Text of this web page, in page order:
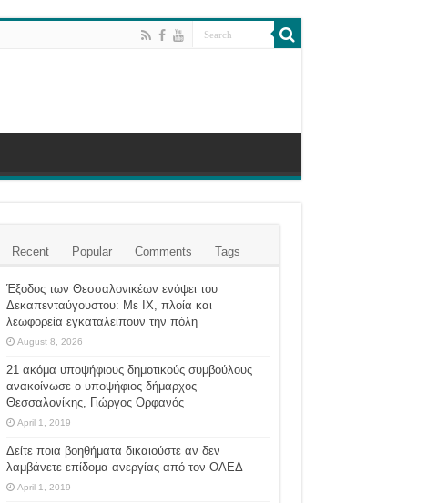
Recent Popular Comments Tags
Έξοδος των Θεσσαλονικέων ενόψει του
Δεκαπενταύγουστου: Με ΙΧ, πλοία και
λεωφορεία εγκαταλείπουν την πόλη
August 8, 2026
21 ακόμα υποψήφιους δημοτικούς συμβούλους
ανακοίνωσε ο υποψήφιος δήμαρχος
Θεσσαλονίκης, Γιώργος Ορφανός
April 1, 2019
Δείτε ποια βοηθήματα δικαιούστε αν δεν
λαμβάνετε επίδομα ανεργίας από τον ΟΑΕΔ
April 1, 2019